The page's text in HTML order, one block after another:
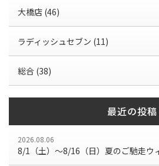
大橋店 (46)
ラディッシュセブン (11)
総合 (38)
最近の投稿
2026.08.06
8/1（土）〜8/16（日）夏のご馳走ウ